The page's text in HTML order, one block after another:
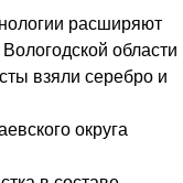
расширяют
области
взяли серебро и
округа